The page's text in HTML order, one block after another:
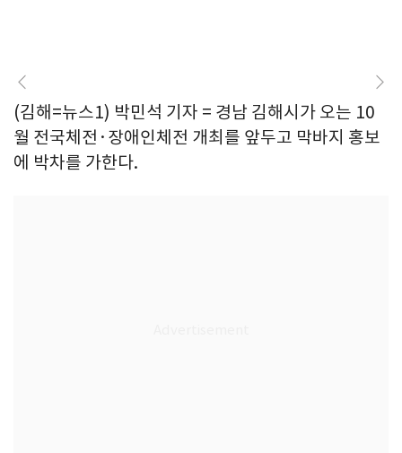
(김해=뉴스1) 박민석 기자 = 경남 김해시가 오는 10
월 전국체전·장애인체전 개최를 앞두고 막바지 홍보
에 박차를 가한다.